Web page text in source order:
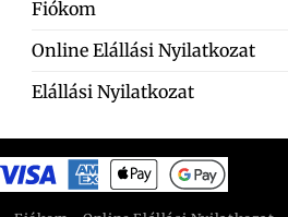
Fiókom
Online Elállási Nyilatkozat
Elállási Nyilatkozat